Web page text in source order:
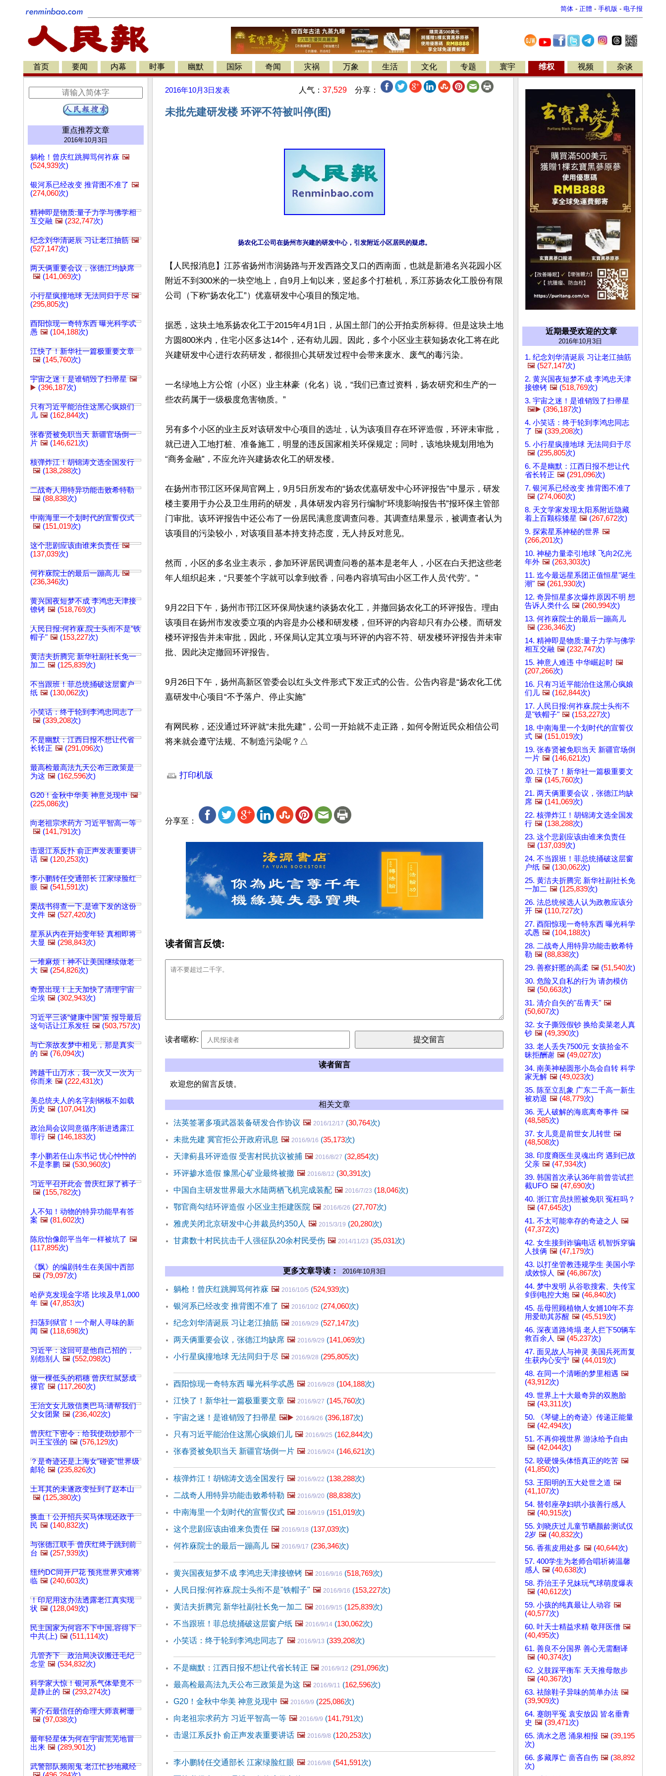
简体 - 正體 - 手机版 - 电子报
首页 要闻 内幕 时事 幽默 国际 奇闻 灾祸 万象 生活 文化 专题 寰宇 维权 视频 杂谈
重点推荐文章
2016年10月3日
躺枪！曾庆红跳脚骂何祚庥 🖼️
(524,939次)
银河系已经改变 推背图不准了 🖼️
(274,060次)
精神即是物质:量子力学与佛学相
互交融 🖼️ (232,747次)
纪念刘华清诞辰 习让老江抽筋 🖼️
(527,147次)
两天俩重要会议，张德江均缺席
🖼️ (141,069次)
小行星疯撞地球 无法同归于尽 🖼️
(295,805次)
酉阳惊现一奇特东西 曝光科学忒
愚 🖼️ (104,188次)
江快了！新华社一篇极重要文章
🖼️ (145,760次)
宇宙之迷！是谁销毁了扫帚星 🖼️
▶️ (396,187次)
只有习近平能治住这黑心疯娘们
儿 🖼️ (162,844次)
张春贤被免职当天 新疆官场倒一
片 🖼️ (146,621次)
核弹炸江！胡锦涛文选全国发行
🖼️ (138,288次)
二战奇人用特异功能击败希特勒
🖼️ (88,838次)
中南海里一个划时代的宣誓仪式
🖼️ (151,019次)
这个悲剧应该由谁来负责任 🖼️
(137,039次)
何祚庥院士的最后一蹦高儿 🖼️
(236,346次)
黄兴国夜短梦不成 李鸿忠天津接
镣铐 🖼️ (518,769次)
人民日报:何祚庥,院士头衔不是"铁
帽子" 🖼️ (153,227次)
黄洁夫折腾完 新华社副社长免一
加二 🖼️ (125,839次)
不当跟班！菲总统捅破这层窗户
纸 🖼️ (130,062次)
小笑话：终于轮到李鸿忠同志了
🖼️ (339,208次)
不是幽默：江西日报不想让代省
长转正 🖼️ (291,096次)
最高检最高法九天公布三政策是
为这 🖼️ (162,596次)
G20！金秋中华美 神意兑现中 🖼️
(225,086次)
向老祖宗求药方 习近平智高一等
🖼️ (141,791次)
击退江系反扑 俞正声发表重要讲
话 🖼️ (120,253次)
李小鹏转任交通部长 江家绿脸红
眼 🖼️ (541,591次)
栗战书得查一下,是谁下发的这份
文件 🖼️ (527,420次)
星系从内在开始变年轻 真相即将
大显 🖼️ (298,843次)
一堆麻烦！神不让美国继续做老
大 🖼️ (254,826次)
奇景出现！上天加快了清理宇宙
尘埃 🖼️ (302,943次)
习近平三谈“健康中国”策 报导最后
这句话让江系发狂 🖼️ (503,757次)
与亡亲故友梦中相见，那是真实
的 🖼️ (76,094次)
跨越千山万水，我一次又一次为
你而来 🖼️ (222,431次)
美总统夫人的名字刻钢板不如载
历史 🖼️ (107,041次)
政治局会议同意循序渐进透露江
罪行 🖼️ (146,183次)
李小鹏若任山东书记 忧心忡忡的
不是李鹏 🖼️ (530,960次)
习近平召开此会 曾庆红尿了裤子
🖼️ (155,782次)
人不知！动物的特异功能早有答
案 🖼️ (81,602次)
陈欣怡像郎平当年一样被坑了 🖼️
(117,895次)
《飘》的编剧转生在美国中西部
🖼️ (79,097次)
哈萨克发现金字塔 比埃及早1,000
年 🖼️ (47,853次)
扫荡到狱官！一个耐人寻味的新
闻 🖼️ (118,698次)
习近平：这回可是他自己招的，
别怨别人 🖼️ (552,098次)
做一棵低头的稻穗 曾庆红脦瑟成
裸官 🖼️ (117,260次)
王治文女儿致信奥巴马:请帮我们
父女团聚 🖼️ (236,402次)
曾庆红下密令：给我使劲炒那个
叫王宝强的 🖼️ (576,129次)
？是奇迹还是上海女"碰瓷"世界级
邮轮 🖼️ (235,826次)
土耳其的未遂政变扯到了赵本山
🖼️ (125,380次)
换血！公开招兵买马体现还政于
民 🖼️ (140,832次)
与张德江联手 曾庆红终于跳到前
台 🖼️ (257,939次)
纽约DC同开尸花 预兆世界灾难将
临 🖼️ (240,603次)
！印尼用这办法透露老江真实现
状 🖼️ (128,049次)
民主国家为何容不下中国,容得下
中共(上) 🖼️ (511,114次)
几管齐下 政治局决议搬迁毛纪
念堂 🖼️ (534,832次)
科学家大惊！银河系气体晕竟不
是静止的 🖼️ (293,274次)
蒋介石最信任的命理大师袁树珊
🖼️ (97,038次)
最年轻星体为何在宇宙荒芜地冒
出来 🖼️ (289,901次)
武警部队频闹鬼 老江忙抄地藏经
2016年10月3日 发表 人气： 37,529 分享：
未批先建研发楼 环评不符被叫停(图)
【人民报消息】江苏省扬州市润扬路与开发西路交叉口的西南面，也就是新港名兴花园小区
附近不到300米的一块空地上，自9月上旬以来，竖起多个打桩机，系江苏扬农化工股份有限
公司（下称“扬农化工”）优嘉研发中心项目的预定地。
据悉，这块土地系扬农化工于2015年4月1日，从国土部门的公开拍卖所标得。但是这块土地
方圆800米内，住宅小区多达14个，还有幼儿园。因此，多个小区业主获知扬农化工将在此
兴建研发中心进行农药研发，都很担心其研发过程中会带来废水、废气的毒污染。
一名绿地上方公馆（小区）业主林豪（化名）说，“我们已查过资料，扬农研究和生产的一
些农药属于一级极度危害物质。”
另有多个小区的业主反对该研发中心项目的选址，认为该项目存在环评造假，环评未审批，
就已进入工地打桩、准备施工，明显的违反国家相关环保规定；同时，该地块规划用地为
“商务金融”，不应允许兴建扬农化工的研发楼。
在扬州市邗江区环保局官网上，9月5日所发布的“扬农优嘉研发中心环评报告”中显示，研发
楼主要用于办公及卫生用药的研发，具体研发内容另行编制“环境影响报告书”报环保主管部
门审批。该环评报告中还公布了一份居民满意度调查问卷。其调查结果显示，被调查者认为
该项目的污染较小，对该项目基本持支持态度，无人持反对意见。
然而，小区的多名业主表示，参加环评居民调查问卷的基本是老年人，小区在白天把这些老
年人组织起来，“只要签个字就可以拿到蚊香，问卷内容填写由小区工作人员‘代劳’。”
9月22日下午，扬州市邗江区环保局快速约谈扬农化工，并撤回扬农化工的环评报告。理由
该项目在扬州市发改委立项的内容是办公楼和研发楼，但环评的内容却只有办公楼。而研发
楼环评报告并未审批，因此，环保局认定其立项与环评的内容不符、研发楼环评报告并未审
批、因此决定撤回环评报告。
9月26日下午，扬州高新区管委会以红头文件形式下发正式的公告。公告内容是“扬农化工优
嘉研发中心项目“不予落户、停止实施”
有网民称，还没通过环评就“未批先建”，公司一开始就不走正路，如何令附近民众相信公司
将来就会遵守法规、不制造污染呢？△
打印机版
分享至：
读者留言反馈:
读者暱称:
读者留言
欢迎您的留言反馈。
相关文章
法英签署多项武器装备研发合作协议 🖼️ 2016/12/17 (30,764次)
未批先建 冀官拒公开政府讯息 🖼️ 2016/9/16 (35,173次)
天津蓟县环评造假 受害村民抗议被捕 🖼️ 2016/8/27 (32,854次)
环评掺水造假 豫黑心矿业最终被撤 🖼️ 2016/8/12 (30,391次)
中国自主研发世界最大水陆两栖飞机完成装配 🖼️ 2016/7/23 (18,046次)
鄂官商勾结环评造假 小区业主拒建医院 🖼️ 2016/6/26 (27,707次)
雅虎关闭北京研发中心并裁员约350人 🖼️ 2015/3/19 (20,280次)
甘肃数十村民抗击千人强征队20余村民受伤 🖼️ 2014/11/23 (35,031次)
更多文章导读： 2016年10月3日
躺枪！曾庆红跳脚骂何祚庥 🖼️ 2016/10/5 (524,939次)
银河系已经改变 推背图不准了 🖼️ 2016/10/2 (274,060次)
纪念刘华清诞辰 习让老江抽筋 🖼️ 2016/9/29 (527,147次)
两天俩重要会议，张德江均缺席 🖼️ 2016/9/29 (141,069次)
小行星疯撞地球 无法同归于尽 🖼️ 2016/9/28 (295,805次)
酉阳惊现一奇特东西 曝光科学忒愚 🖼️ 2016/9/28 (104,188次)
江快了！新华社一篇极重要文章 🖼️ 2016/9/27 (145,760次)
宇宙之迷！是谁销毁了扫帚星 🖼️▶️ 2016/9/26 (396,187次)
只有习近平能治住这黑心疯娘们儿 🖼️ 2016/9/25 (162,844次)
张春贤被免职当天 新疆官场倒一片 🖼️ 2016/9/24 (146,621次)
核弹炸江！胡锦涛文选全国发行 🖼️ 2016/9/22 (138,288次)
二战奇人用特异功能击败希特勒 🖼️ 2016/9/20 (88,838次)
中南海里一个划时代的宣誓仪式 🖼️ 2016/9/19 (151,019次)
这个悲剧应该由谁来负责任 🖼️ 2016/9/18 (137,039次)
何祚庥院士的最后一蹦高儿 🖼️ 2016/9/17 (236,346次)
黄兴国夜短梦不成 李鸿忠天津接镣铐 🖼️ 2016/9/16 (518,769次)
人民日报:何祚庥,院士头衔不是"铁帽子" 🖼️ 2016/9/16 (153,227次)
黄洁夫折腾完 新华社副社长免一加二 🖼️ 2016/9/15 (125,839次)
不当跟班！菲总统捅破这层窗户纸 🖼️ 2016/9/14 (130,062次)
小笑话：终于轮到李鸿忠同志了 🖼️ 2016/9/13 (339,208次)
不是幽默：江西日报不想让代省长转正 🖼️ 2016/9/12 (291,096次)
最高检最高法九天公布三政策是为这 🖼️ 2016/9/11 (162,596次)
G20！金秋中华美 神意兑现中 🖼️ 2016/9/9 (225,086次)
向老祖宗求药方 习近平智高一等 🖼️ 2016/9/9 (141,791次)
击退江系反扑 俞正声发表重要讲话 🖼️ 2016/9/8 (120,253次)
李小鹏转任交通部长 江家绿脸红眼 🖼️ 2016/9/8 (541,591次)
近期最受欢迎的文章
2016年10月3日
1. 纪念刘华清诞辰 习让老江抽筋
🖼️ (527,147次)
2. 黄兴国夜短梦不成 李鸿忠天津
接镣铐 🖼️ (518,769次)
3. 宇宙之迷！是谁销毁了扫帚星
🖼️▶️ (396,187次)
4. 小笑话：终于轮到李鸿忠同志
了 🖼️ (339,208次)
5. 小行星疯撞地球 无法同归于尽
🖼️ (295,805次)
6. 不是幽默：江西日报不想让代
省长转正 🖼️ (291,096次)
7. 银河系已经改变 推背图不准了
🖼️ (274,060次)
8. 天文学家发现太阳系附近隐藏
着上百颗棕矮星 🖼️ (267,672次)
9. 探索星系神秘的世界 🖼️
(266,201次)
10. 神秘力量牵引地球 飞向2亿光
年外 🖼️ (263,303次)
11. 迄今最远星系团正值恒星"诞生
潮" 🖼️ (261,930次)
12. 奇异恒星多次爆炸原因不明 想
告诉人类什么 🖼️ (260,994次)
13. 何祚庥院士的最后一蹦高儿
🖼️ (236,346次)
14. 精神即是物质:量子力学与佛学
相互交融 🖼️ (232,747次)
15. 神意人难违 中华崛起时 🖼️
(207,266次)
16. 只有习近平能治住这黑心疯娘
们儿 🖼️ (162,844次)
17. 人民日报:何祚庥,院士头衔不
是"铁帽子" 🖼️ (153,227次)
18. 中南海里一个划时代的宣誓仪
式 🖼️ (151,019次)
19. 张春贤被免职当天 新疆官场倒
一片 🖼️ (146,621次)
20. 江快了！新华社一篇极重要文
章 🖼️ (145,760次)
21. 两天俩重要会议，张德江均缺
席 🖼️ (141,069次)
22. 核弹炸江！胡锦涛文选全国发
行 🖼️ (138,288次)
23. 这个悲剧应该由谁来负责任
🖼️ (137,039次)
24. 不当跟班！菲总统捅破这层窗
户纸 🖼️ (130,062次)
25. 黄洁夫折腾完 新华社副社长免
一加二 🖼️ (125,839次)
26. 法总统候选人认为政教应该分
开 🖼️ (110,727次)
27. 酉阳惊现一奇特东西 曝光科学
忒愚 🖼️ (104,188次)
28. 二战奇人用特异功能击败希特
勒 🖼️ (88,838次)
29. 善察奸慝的高柔 🖼️ (51,540次)
30. 危险又自私的行为 请勿模仿
🖼️ (50,663次)
31. 清介自矢的"岳青天" 🖼️
(50,607次)
32. 女子撕毁假钞 换给卖菜老人真
钞 🖼️ (49,390次)
33. 老人丢失7500元 女孩拾金不
昧拒酬谢 🖼️ (49,027次)
34. 南美神秘圆形小岛会自转 科学
家无解 🖼️ (49,023次)
35. 陈至立乱象 广东二千高一新生
被劝退 🖼️ (48,779次)
36. 无人破解的海底离奇事件 🖼️
(48,585次)
37. 女儿竟是前世女儿转世 🖼️
(48,508次)
38. 印度裔医生灵魂出窍 遇到已故
父亲 🖼️ (47,934次)
39. 韩国首次承认36年前曾尝试拦
截UFO 🖼️ (47,690次)
40. 浙江官员扶照被免职 冤枉吗？
🖼️ (47,645次)
41. 不太可能幸存的奇迹之人 🖼️
(47,372次)
42. 女生接到诈骗电话 机智拆穿骗
人技俩 🖼️ (47,179次)
43. 以打坐管教违规学生 美国小学
成效惊人 🖼️ (46,867次)
44. 梦中发明 从谷歌搜索、失传宝
剑到电控大炮 🖼️ (46,840次)
45. 岳母照顾植物人女婿10年不弃
用爱助其苏醒 🖼️ (45,519次)
46. 深夜道路垮塌 老人拦下50辆车
救百余人 🖼️ (45,237次)
47. 面见故人与神灵 美国兵死而复
生获内心安宁 🖼️ (44,019次)
48. 在同一个清晰的梦里相遇 🖼️
(43,912次)
49. 世界上十大最奇异的双胞胎
🖼️ (43,311次)
50. 《琴键上的奇迹》传递正能量
🖼️ (42,494次)
51. 不再仰视世界 游泳给予自由
🖼️ (42,044次)
52. 咬硬馒头体悟真正的吃苦 🖼️
(41,850次)
53. 王阳明的五大处世之道 🖼️
(41,107次)
54. 替邻座孕妇哄小孩善行感人
🖼️ (40,915次)
55. 刘晓庆过儿童节晒颜龄测试仅
2岁 🖼️ (40,832次)
56. 香蕉皮用处多 🖼️ (40,644次)
57. 400学生为老师合唱祈祷温馨
感人 🖼️ (40,638次)
58. 乔治王子兄妹玩气球萌度爆表
🖼️ (40,612次)
59. 小孩的纯真最让人动容 🖼️
(40,577次)
60. 叶天士精益求精 敬拜医僧 🖼️
(40,495次)
61. 善良不分国界 善心无需翻译
🖼️ (40,374次)
62. 义肢踩平衡车 天天推母散步
🖼️ (40,367次)
63. 祛除鞋子异味的简单办法 🖼️
(39,909次)
64. 蹇朗平冤 袁安放囚 皆名垂青
史 🖼️ (39,471次)
65. 滴水之恩 涌泉相报 🖼️ (39,195
次)
66. 多藏厚亡 啬吝自伤 🖼️ (38,892
次)